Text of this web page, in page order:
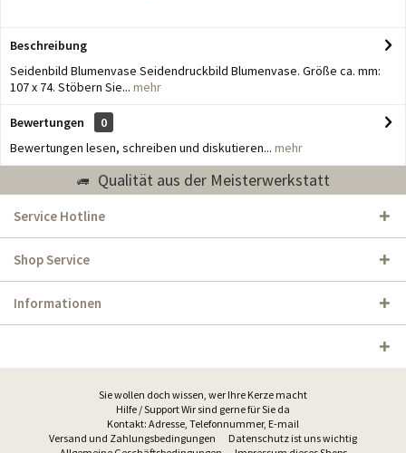
Beschreibung
Seidenbild Blumenvase Seidendruckbild Blumenvase. Größe ca. mm:
107 x 74. Stöbern Sie... mehr
Bewertungen
0
Bewertungen lesen, schreiben und diskutieren... mehr
Qualität aus der Meisterwerkstatt
Service Hotline
Shop Service
Informationen
Sie wollen doch wissen, wer Ihre Kerze macht
Hilfe / Support Wir sind gerne für Sie da
Kontakt: Adresse, Telefonnummer, E-mail
Versand und Zahlungsbedingungen
Datenschutz ist uns wichtig